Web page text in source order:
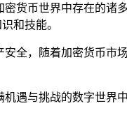
货币世界中存在的诸
和技能。
全，随着加密货币市
遇与挑战的数字世界